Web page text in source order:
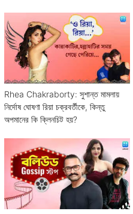
Rhea Chakraborty: সুশান্ত মামলায়
নির্দোষ ঘোষণা রিয়া চক্রবর্তীকে, কিন্তু
অপমানের কি ক্লিনচিট হয়?